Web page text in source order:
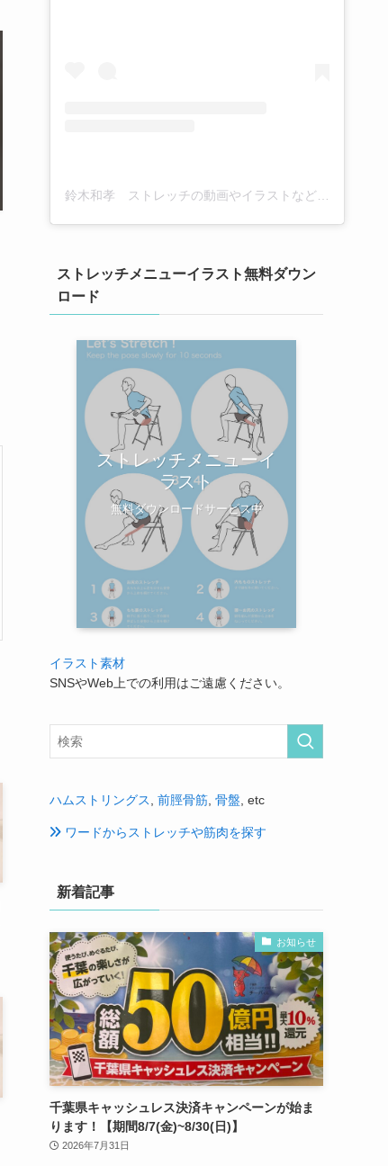
鈴木和孝 ストレッチの動画やイラストなど(@kazutaka_suzuki_stretch)がシェアした投稿
ストレッチメニューイラスト無料ダウン
ロード
ストレッチメニューイ
ラスト
無料ダウンロードサービス中
イラスト素材
SNSやWeb上での利用はご遠慮ください。
ハムストリングス, 前脛骨筋, 骨盤, etc
ワードからストレッチや筋肉を探す
新着記事
お知らせ
千葉県キャッシュレス決済キャンペーンが始ま
ります！【期間8/7(金)~8/30(日)】
2026年7月31日